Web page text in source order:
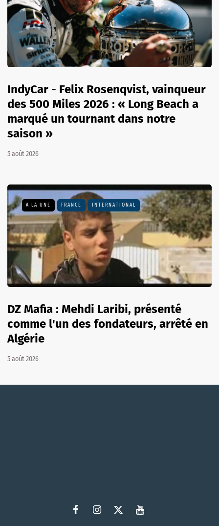
IndyCar - Felix Rosenqvist, vainqueur
des 500 Miles 2026 : « Long Beach a
marqué un tournant dans notre
saison »
5 août 2026
A LA UNE FRANCE INTERNATIONAL
DZ Mafia : Mehdi Laribi, présenté
comme l'un des fondateurs, arrêté en
Algérie
5 août 2026